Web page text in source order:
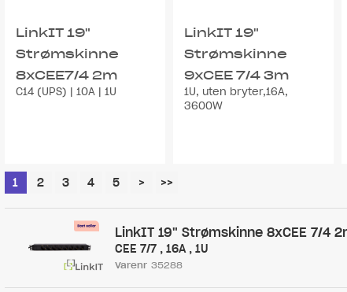
LinkIT 19"
Strømskinne
8xCEE7/4 2m
C14 (UPS) | 10A | 1U
LinkIT 19"
Strømskinne
9xCEE 7/4 3m
1U, uten bryter,16A,
3600W
1 2 3 4 5 > >>
LinkIT 19" Strømskinne 8xCEE 7/4
CEE 7/7 , 16A , 1U
Varenr 35288